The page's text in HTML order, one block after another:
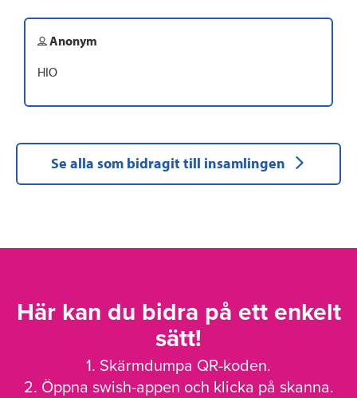
Anonym
HIO
Se alla som bidragit till insamlingen
Här kan du bidra på ett enkelt
sätt!
1. Skärmdumpa QR-koden.
2. Öppna swish-appen och klicka på skanna.